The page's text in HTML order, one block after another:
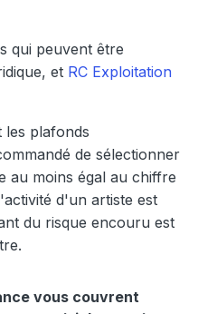
qui peuvent être
et RC Exploitation
les plafonds
de sélectionner
au moins égal au chiffre
d'un artiste est
du risque encouru est
vous couvrent